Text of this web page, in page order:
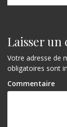
’
r
t
i
c
Laisser
Votre adresse de
obligatoires sont
Commentaire